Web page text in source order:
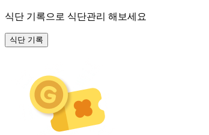
식단 기록으로 식단관리 해보세요
식단 기록